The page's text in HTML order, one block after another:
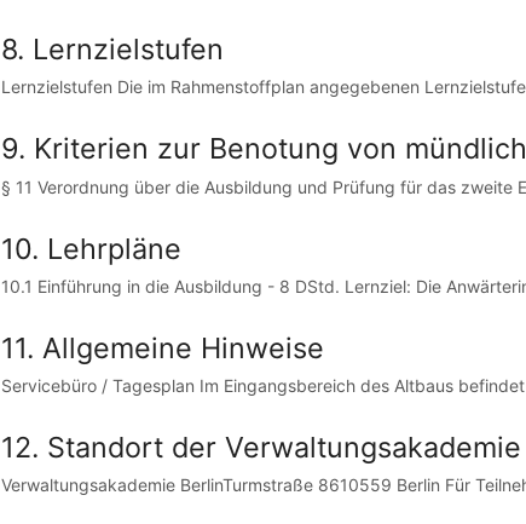
8. Lernzielstufen
Lernzielstufen Die im Rahmenstoffplan angegebenen
9. Kriterien zur Benotung von
§ 11 Verordnung über die Ausbildung und Prüfung für das zweite
10. Lehrpläne
10.1 Einführung in die Ausbildung - 8 DStd. Lernziel: Die
11. Allgemeine Hinweise
Servicebüro / Tagesplan Im Eingangsbereich des Altbaus
12. Standort der
Verwaltungsakademie BerlinTurmstraße 8610559 Berlin Für